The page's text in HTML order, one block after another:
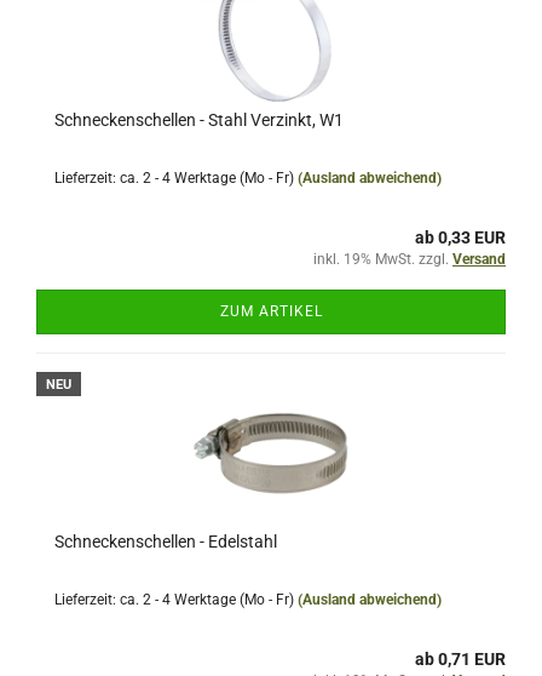
Schneckenschellen - Stahl Verzinkt, W1
Lieferzeit: ca. 2 - 4 Werktage (Mo - Fr) (Ausland abweichend)
ab 0,33 EUR
inkl. 19% MwSt. zzgl. Versand
ZUM ARTIKEL
NEU
Schneckenschellen - Edelstahl
Lieferzeit: ca. 2 - 4 Werktage (Mo - Fr) (Ausland abweichend)
ab 0,71 EUR